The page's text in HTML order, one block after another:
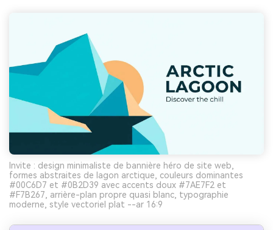
Invite : design minimaliste de bannière héro de site web,
formes abstraites de lagon arctique, couleurs dominantes
#00C6D7 et #0B2D39 avec accents doux #7AE7F2 et
#F7B267, arrière-plan propre quasi blanc, typographie
moderne, style vectoriel plat --ar 16:9